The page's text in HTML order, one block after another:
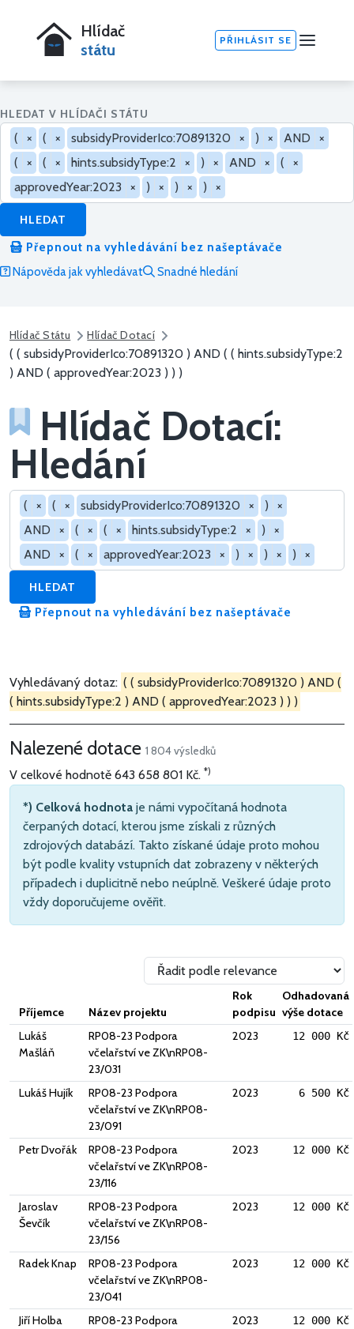
Hlídač
státu
PŘIHLÁSIT SE
HLEDAT V HLÍDAČI STÁTU
( × ( × subsidyProviderIco:70891320 × ) × AND
×
(
× ( × hints.subsidyType:2 × ) × AND × (
×
approvedYear:2023
× ) × ) × ) ×
HLEDAT
Přepnout na vyhledávání bez našeptávače
Nápověda jak vyhledávat
Snadné hledání
Hlídač Státu Hlídač Dotací
( ( subsidyProviderIco:70891320 ) AND ( ( hints.subsidyType:2
) AND ( approvedYear:2023 ) ) )
Hlídač Dotací:
Hledání
Hledat v dotacích
( × ( × subsidyProviderIco:70891320 × )
×
AND
× ( × ( × hints.subsidyType:2 × )
×
AND
× ( × approvedYear:2023 × ) × ) × ) ×
HLEDAT
Přepnout na vyhledávání bez našeptávače
Vyhledávaný dotaz: ( ( subsidyProviderIco:70891320 ) AND (
( hints.subsidyType:2 ) AND ( approvedYear:2023 ) ) )
Nalezené dotace 1 804 výsledků
V celkové hodnotě 643 658 801 Kč. *)
*) Celková hodnota je námi vypočítaná hodnota
čerpaných dotací, kterou jsme získali z různých
zdrojových databází. Takto získané údaje proto mohou
být podle kvality vstupních dat zobrazeny v některých
případech i duplicitně nebo neúplně. Veškeré údaje proto
vždy doporučujeme ověřit.
Příjemce Název projektu
Rok
podpisu
Odhadovaná
výše dotace
Lukáš
Mašláň
RP08-23 Podpora
včelařství ve ZK\nRP08-
23/031
2023 12 000 Kč
Lukáš Hujík
RP08-23 Podpora
včelařství ve ZK\nRP08-
23/091
2023 6 500 Kč
Petr Dvořák
RP08-23 Podpora
včelařství ve ZK\nRP08-
23/116
2023 12 000 Kč
Jaroslav
Ševčík
RP08-23 Podpora
včelařství ve ZK\nRP08-
23/156
2023 12 000 Kč
Radek Knap
RP08-23 Podpora
včelařství ve ZK\nRP08-
23/041
2023 12 000 Kč
Jiří Holba
RP08-23 Podpora
2023 12 000 Kč